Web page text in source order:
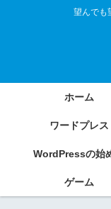
望んでも
ホーム
ワードプレス
WordPressの始
ゲーム